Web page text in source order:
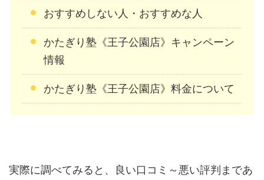
おすすめしない人・おすすめな人
かたぎり塾《王子公園店》キャンペーン
情報
かたぎり塾《王子公園店》料金について
実際に調べてみると、良い口コミ～悪い評判まであ